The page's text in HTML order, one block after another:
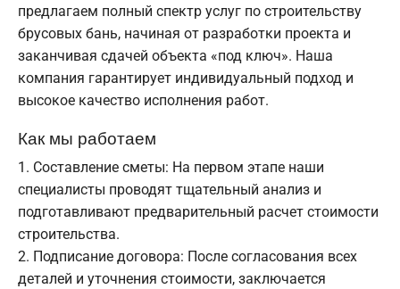
предлагаем полный спектр услуг по строительству
брусовых бань, начиная от разработки проекта и
заканчивая сдачей объекта «под ключ». Наша
компания гарантирует индивидуальный подход и
высокое качество исполнения работ.
Как мы работаем
Составление сметы: На первом этапе наши
специалисты проводят тщательный анализ и
подготавливают предварительный расчет стоимости
строительства.
Подписание договора: После согласования всех
деталей и уточнения стоимости, заключается